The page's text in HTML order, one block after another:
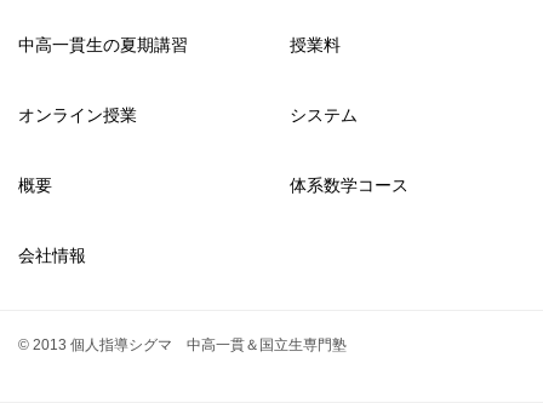
中高一貫生の夏期講習 授業料
オンライン授業 システム
概要 体系数学コース
会社情報
© 2013 個人指導シグマ 中高一貫＆国立生専門塾